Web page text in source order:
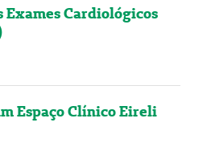
Exames Cardiológicos
Espaço Clínico Eireli